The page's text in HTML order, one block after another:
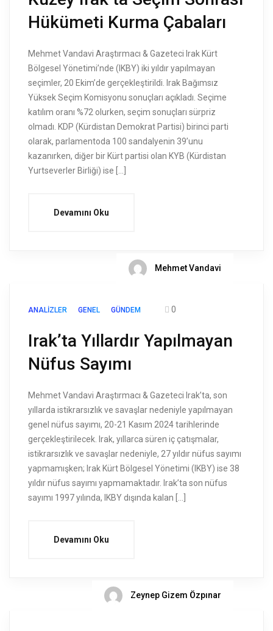
Hükümeti Kurma Çabaları
Mehmet Vandavi Araştırmacı & Gazeteci Irak Kürt
Bölgesel Yönetimi’nde (IKBY) iki yıldır yapılmayan
seçimler, 20 Ekim’de gerçekleştirildi. Irak Bağımsız
Yüksek Seçim Komisyonu sonuçları açıkladı. Seçime
katılım oranı %72 olurken, seçim sonuçları sürpriz
olmadı. KDP (Kürdistan Demokrat Partisi) birinci parti
olarak, parlamentoda 100 sandalyenin 39’unu
kazanırken, diğer bir Kürt partisi olan KYB (Kürdistan
Yurtseverler Birliği) ise […]
Devamını Oku
Mehmet Vandavi
ANALIZLER GENEL GÜNDEM 0
Irak’ta Yıllardır Yapılmayan
Nüfus Sayımı
Mehmet Vandavi Araştırmacı & Gazeteci Irak’ta, son
yıllarda istikrarsızlık ve savaşlar nedeniyle yapılmayan
genel nüfus sayımı, 20-21 Kasım 2024 tarihlerinde
gerçekleştirilecek. Irak, yıllarca süren iç çatışmalar,
istikrarsızlık ve savaşlar nedeniyle, 27 yıldır nüfus sayımı
yapmamışken; Irak Kürt Bölgesel Yönetimi (IKBY) ise 38
yıldır nüfus sayımı yapmamaktadır. Irak’ta son nüfus
sayımı 1997 yılında, IKBY dışında kalan […]
Devamını Oku
Zeynep Gizem Özpınar